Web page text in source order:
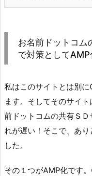
お名前ドットコム
で対策としてAMP
私はこのサイトとは別
ます。そしてそのサイ
前ドットコムの共有Ｓ
れが遅い！そこで、あ
した。
その１つがAMP化です